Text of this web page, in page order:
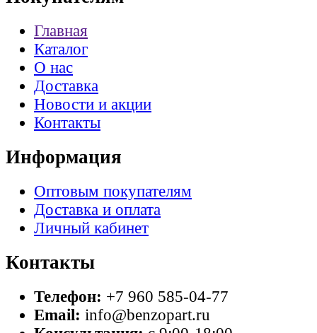
Главная
Каталог
О нас
Доставка
Новости и акции
Контакты
Информация
Оптовым покупателям
Доставка и оплата
Личный кабинет
Контакты
Телефон: +7 960 585-04-77
Email: info@benzopart.ru